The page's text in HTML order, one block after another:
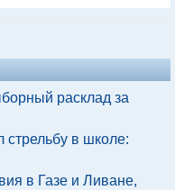
расклад за
стрельбу в школе:
в Газе и Ливане,